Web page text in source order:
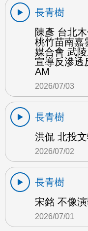
長青樹
陳彥 台北
桃竹苗南嘉
媒合會 武
宣導反滲透
AM
2026/07/03
長青樹
洪侃 北投
2026/07/02
長青樹
宋銘 不像
2026/07/01